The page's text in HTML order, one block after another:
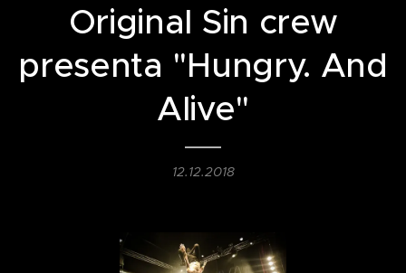
Original Sin crew
presenta "Hungry. And
Alive"
12.12.2018